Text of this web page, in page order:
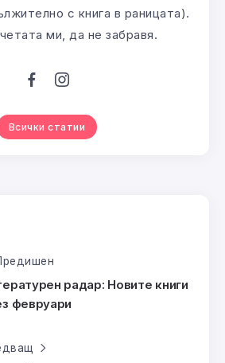
с книга в раницата).
ми, да не забравя.
Всички статии
радар: Новите книги
февруари